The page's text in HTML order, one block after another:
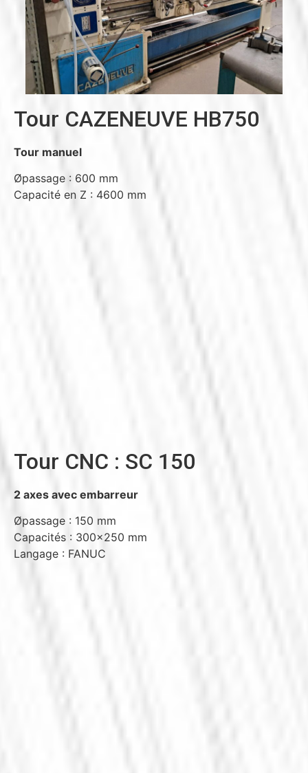
Tour CAZENEUVE HB750
Tour manuel
Øpassage : 600 mm
Capacité en Z : 4600 mm
Tour CNC : SC 150
2 axes avec embarreur
Øpassage : 150 mm
Capacités : 300×250 mm
Langage : FANUC